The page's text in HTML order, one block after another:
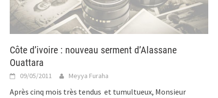
Côte d’ivoire : nouveau serment d’Alassane
Ouattara
09/05/2011 Meyya Furaha
Après cinq mois très tendus et tumultueux, Monsieur